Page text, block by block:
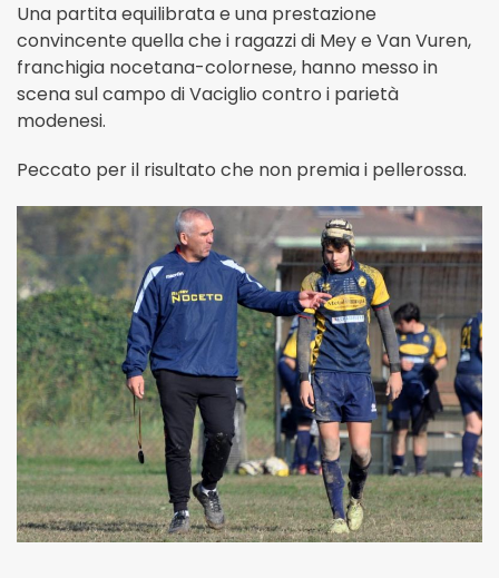
Una partita equilibrata e una prestazione
convincente quella che i ragazzi di Mey e Van Vuren,
franchigia nocetana-colornese, hanno messo in
scena sul campo di Vaciglio contro i parietà
modenesi.
Peccato per il risultato che non premia i pellerossa.